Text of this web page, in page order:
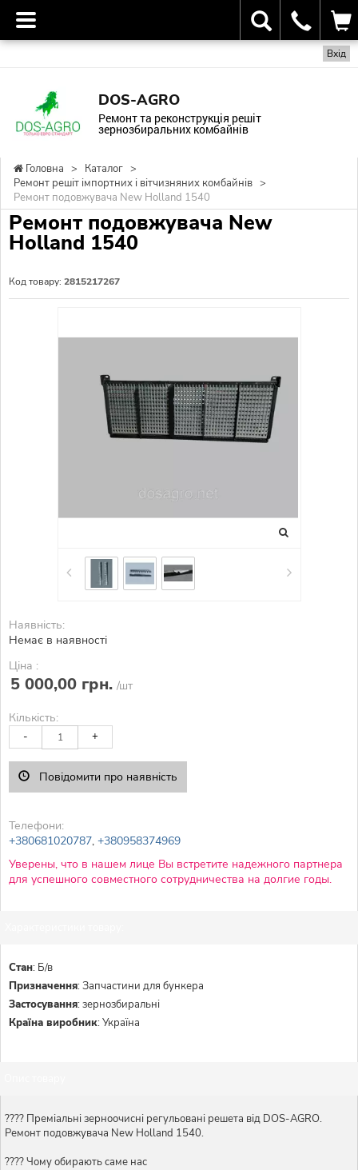
Вхід
DOS-AGRO
Ремонт та реконструкція решіт
зернозбиральних комбайнів
Головна > Каталог >
Ремонт решіт імпортних і вітчизняних комбайнів >
Ремонт подовжувача New Holland 1540
Ремонт подовжувача New
Holland 1540
Код товару: 2815217267
Наявність:
Немає в наявності
Ціна :
5 000,00 грн. /шт
Кількість:
- +
Повідомити про наявність
Телефони:
+380681020787, +380958374969
Уверены, что в нашем лице Вы встретите надежного партнера
для успешного совместного сотрудничества на долгие годы.
Стан: Б/в
Призначення:Запчастини для бункера
Застосування:зернозбиральні
Країна виробник:Україна
???? Преміальні зерноочисні регульовані решета від DOS-AGRO.
Ремонт подовжувача New Holland 1540.
???? Чому обирають саме нас